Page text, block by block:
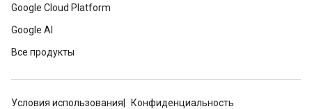
Google Cloud Platform
Google AI
Все продукты
Условия использования
Конфиденциальность